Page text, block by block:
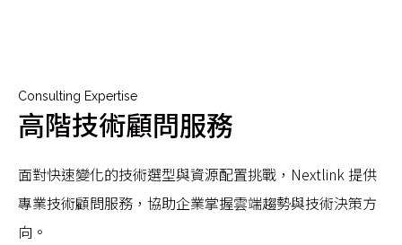
Consulting Expertise
高階技術顧問服務
面對快速變化的技術選型與資源配置挑戰，Nextlink 提供
專業技術顧問服務，協助企業掌握雲端趨勢與技術決策方
向。